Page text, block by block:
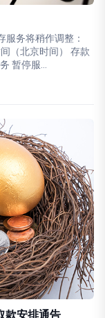
务将稍作调整：
（北京时间） 存款
暂停服...
款安排通告